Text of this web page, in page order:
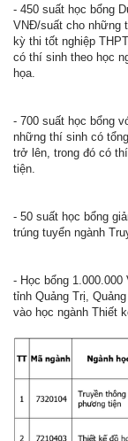
- 450 suất học bổng
VNĐ/suất cho những
kỳ thi tốt nghiệp
có thí sinh theo học
họa.
- 700 suất học bổng
những thí sinh có
trở lên, trong đó có
tiện.
- 50 suất học bổng
trúng tuyển ngành
- Học bổng
tỉnh Quảng Trị,
vào học ngành Thiết